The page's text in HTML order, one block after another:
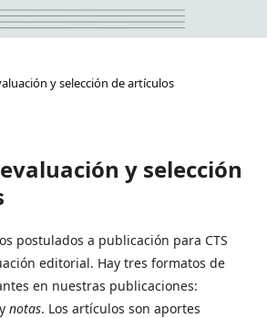
y selección de artículos
y selección
postulados a publicación para CTS
editorial. Hay tres formatos de
en nuestras publicaciones:
y notas. Los artículos son aportes